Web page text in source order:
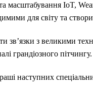
масштабування IoT,
для світу та
зв’язки з великими
грандіозного пітчингу.
наступних